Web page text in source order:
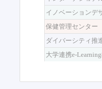
イノベーションデ
保健管理センター
ダイバーシティ推
大学連携e-